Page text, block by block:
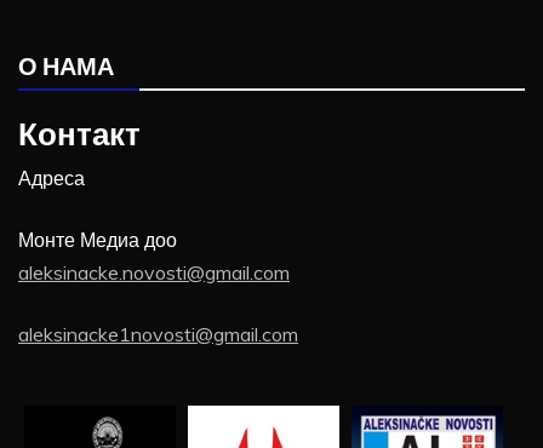
О НАМА
Контакт
Адреса
Монте Медиа доо
aleksinacke.novosti@gmail.com
aleksinacke1novosti@gmail.com